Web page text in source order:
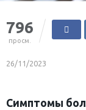
796
просм.
26/11/2023
Симптомы